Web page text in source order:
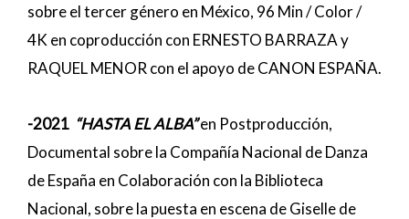
sobre el tercer género en México, 96 Min / Color /
4K en coproducción con ERNESTO BARRAZA y
RAQUEL MENOR con el apoyo de CANON ESPAÑA.
-2021 “HASTA EL ALBA”en Postproducción,
Documental sobre la Compañía Nacional de Danza
de España en Colaboración con la Biblioteca
Nacional, sobre la puesta en escena de Giselle de